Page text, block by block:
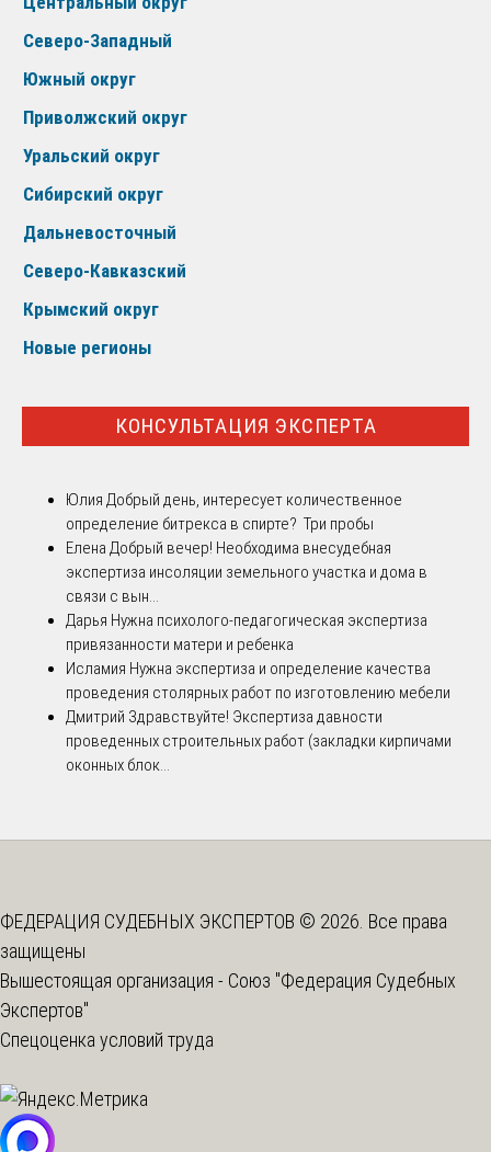
Северо-Западный
Южный округ
Приволжский округ
Уральский округ
Сибирский округ
Дальневосточный
Северо-Кавказский
Крымский округ
Новые регионы
КОНСУЛЬТАЦИЯ ЭКСПЕРТА
Юлия Добрый день, интересует количественное
определение битрекса в спирте? Три пробы
Елена Добрый вечер! Необходима внесудебная
экспертиза инсоляции земельного участка и дома в
связи с вын...
Дарья Нужна психолого-педагогическая экспертиза
привязанности матери и ребенка
Исламия Нужна экспертиза и определение качества
проведения столярных работ по изготовлению мебели
Дмитрий Здравствуйте! Экспертиза давности
проведенных строительных работ (закладки кирпичами
оконных блок...
ФЕДЕРАЦИЯ СУДЕБНЫХ ЭКСПЕРТОВ © 2026. Все права
защищены
Вышестоящая организация - Союз "Федерация Судебных
Экспертов"
Спецоценка условий труда